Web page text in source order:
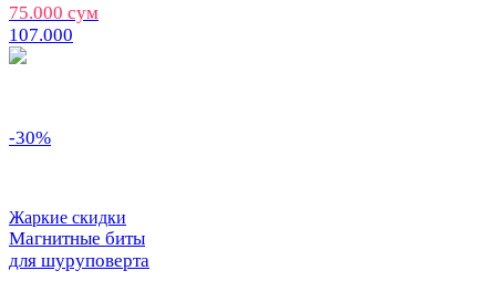
75.000 сум
107.000
-30%
Жаркие скидки
Магнитные биты
для шуруповерта